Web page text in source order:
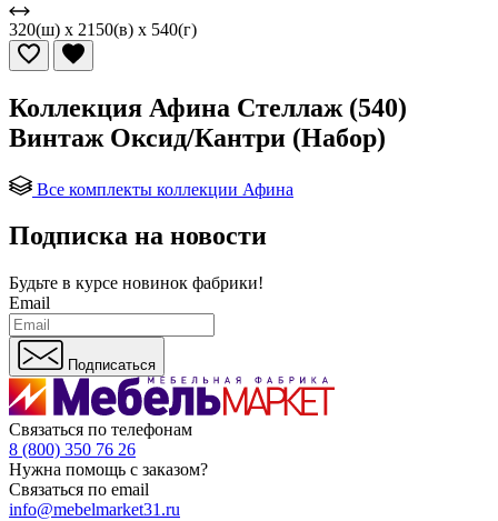
320(ш) x 2150(в) x 540(г)
Коллекция Афина Стеллаж (540)
Винтаж Оксид/Кантри (Набор)
Все комплекты коллекции Афина
Подписка на новости
Будьте в курсе новинок фабрики!
Email
Подписаться
Связаться по телефонам
8 (800) 350 76 26
Нужна помощь с заказом?
Связаться по email
info@mebelmarket31.ru